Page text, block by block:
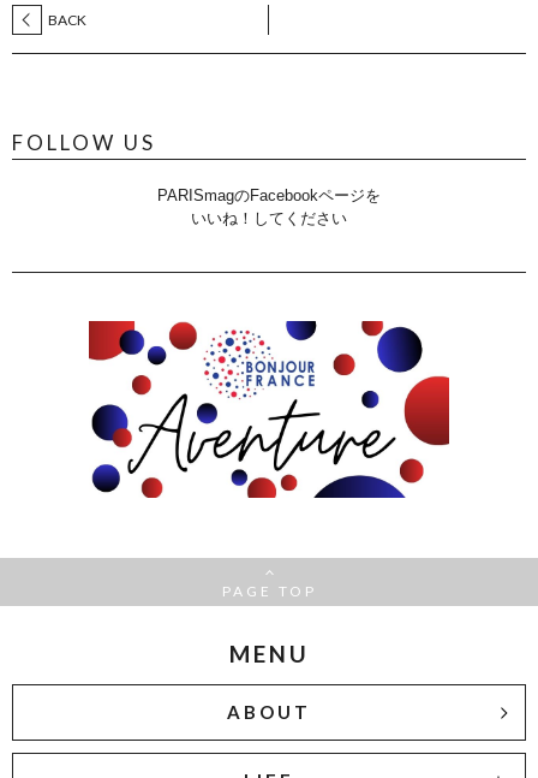
BACK
FOLLOW US
PARISmagのFacebookページを
いいね！してください
PAGE TOP
MENU
ABOUT